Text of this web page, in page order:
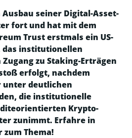
seiner Digital-Asset-
fort und hat mit dem
Trust erstmals ein US-
institutionellen
zu Staking-Erträgen
erfolgt, nachdem
unter deutlichen
die institutionelle
Krypto-
zunimmt. Erfahre in
Thema!